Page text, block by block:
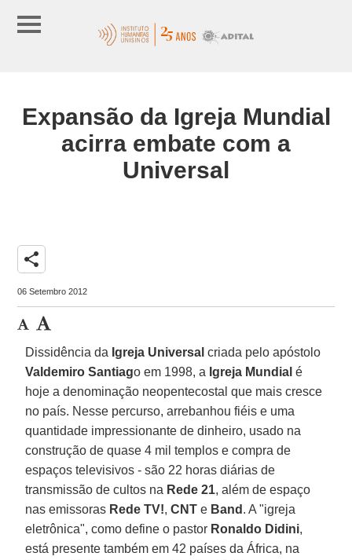
Expansão da Igreja Mundial
acirra embate com a
Universal
share
06 Setembro 2012
Dissidência da Igreja Universal criada pelo apóstolo
Valdemiro Santiago em 1998, a Igreja Mundial é
hoje a denominação neopentecostal que mais cresce
no país. Nesse percurso, arrebanhou fiéis e uma
quantidade impressionante de dinheiro, usado na
construção de quase 4 mil templos e compra de
espaços televisivos - são 22 horas diárias de
transmissão de cultos na Rede 21, além de espaço
nas emissoras Rede TV!,CNTe Band . A "igreja
eletrônica", como define o pastor Ronaldo Didini,
está presente também em 42 países da África, na